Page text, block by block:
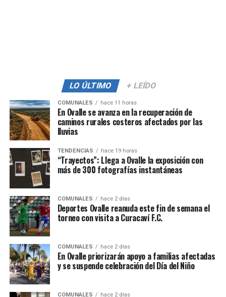
LO ÚLTIMO + LEÍDO
COMUNALES hace 11 horas
En Ovalle se avanza en la recuperación de
caminos rurales costeros afectados por las
lluvias
TENDENCIAS hace 19 horas
“Trayectos”: Llega a Ovalle la exposición con
más de 300 fotografías instantáneas
COMUNALES hace 2 días
Deportes Ovalle reanuda este fin de semana el
torneo con visita a Curacaví F.C.
COMUNALES hace 2 días
En Ovalle priorizarán apoyo a familias afectadas
y se suspende celebración del Día del Niño
COMUNALES hace 2 días